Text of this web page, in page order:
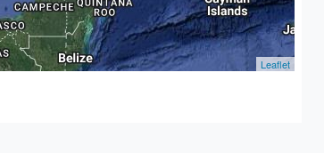
Leaflet